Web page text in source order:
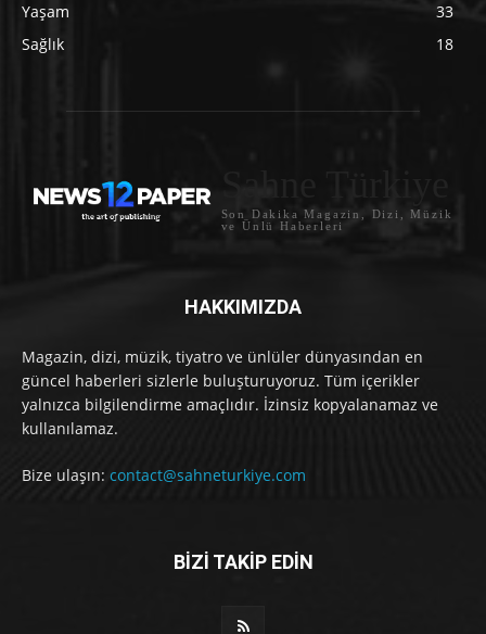
Yaşam
33
Sağlık
18
Son Dakika Magazin, Dizi, Müzik
ve Ünlü Haberleri
HAKKIMIZDA
Magazin, dizi, müzik, tiyatro ve ünlüler dünyasından en
güncel haberleri sizlerle buluşturuyoruz. Tüm içerikler
yalnızca bilgilendirme amaçlıdır. İzinsiz kopyalanamaz ve
kullanılamaz.
Bize ulaşın: contact@sahneturkiye.com
BİZİ TAKİP EDİN